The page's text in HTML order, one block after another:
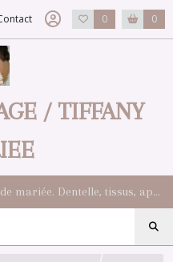
0 0
/ TIFFANY
Fournitures pour coudre une robe de mariée. Dentelle, tissus, appliqués, galons, boutons. Robes et accessoires pour la mariée.